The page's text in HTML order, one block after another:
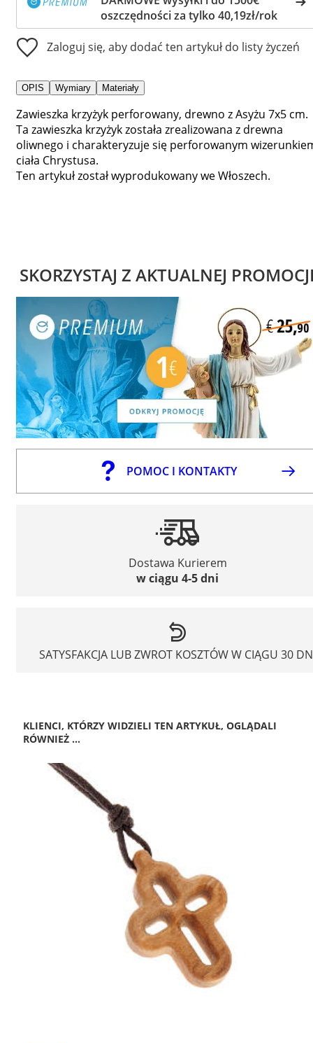
oszczędności za tylko 40,19zł/rok
Zaloguj się, aby dodać ten artykuł do listy życzeń
OPIS Wymiary Materiały
Zawieszka krzyżyk perforowany, drewno z Asyżu 7x5 cm.
Ta zawieszka krzyżyk została zrealizowana z drewna
oliwnego i charakteryzuje się perforowanym
ciała Chrystusa.
Ten artykuł został wyprodukowany we Włoszech.
SKORZYSTAJ Z AKTUALNEJ
POMOC I KONTAKTY
Dostawa Kurierem
w ciągu 4-5 dni
SATYSFAKCJA LUB ZWROT KOSZTÓW W CIĄGU 30
KLIENCI, KTÓRZY WIDZIELI TEN ARTYKUŁ, OGLĄDALI
RÓWNIEŻ ...